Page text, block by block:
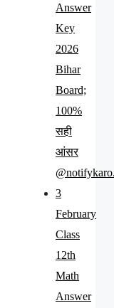
Answer
Key
2026
Bihar
Board;
100%
सही
आंसर
3
February
Class
12th
Math
Answer